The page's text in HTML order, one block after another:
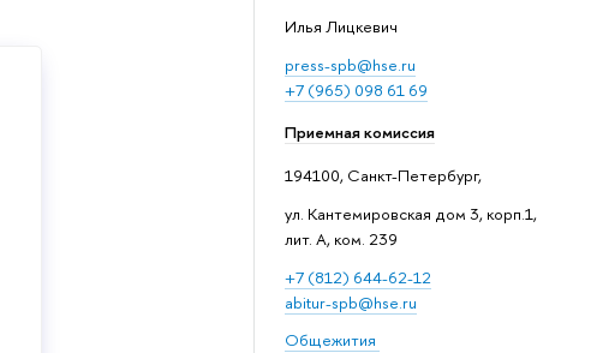
Илья Лицкевич
press-spb@hse.ru
+7 (965) 098 61 69
Приемная комиссия
194100, Санкт-Петербург,
ул. Кантемировская дом 3, корп.1,
лит. А, ком. 239
+7 (812) 644-62-12
abitur-spb@hse.ru
Общежития